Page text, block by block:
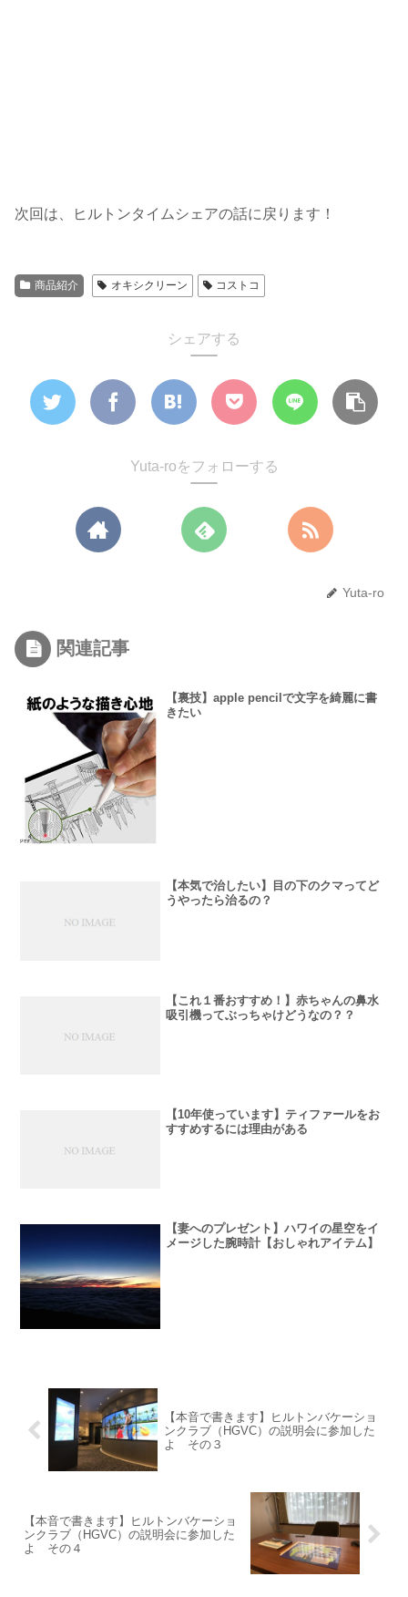
次回は、ヒルトンタイムシェアの話に戻ります！
商品紹介 オキシクリーン コストコ
シェアする
Yuta-roをフォローする
Yuta-ro
関連記事
【裏技】apple pencilで文字を綺麗に書
きたい
【本気で治したい】目の下のクマってど
うやったら治るの？
【これ１番おすすめ！】赤ちゃんの鼻水
吸引機ってぶっちゃけどうなの？？
【10年使っています】ティファールをお
すすめするには理由がある
【妻へのプレゼント】ハワイの星空をイ
メージした腕時計【おしゃれアイテム】
【本音で書きます】ヒルトンバケーショ
ンクラブ（HGVC）の説明会に参加した
よ その３
【本音で書きます】ヒルトンバケーショ
ンクラブ（HGVC）の説明会に参加した
よ その４